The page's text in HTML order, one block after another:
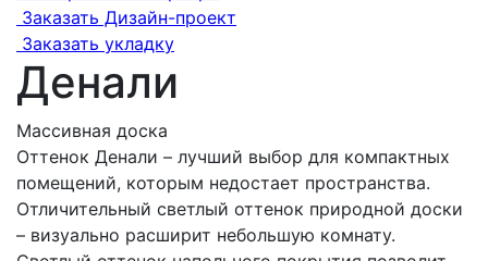
Заказать Дизайн-проект
Заказать укладку
Денали
Массивная доска
Оттенок Денали – лучший выбор для компактных
помещений, которым недостает пространства.
Отличительный светлый оттенок природной доски
– визуально расширит небольшую комнату.